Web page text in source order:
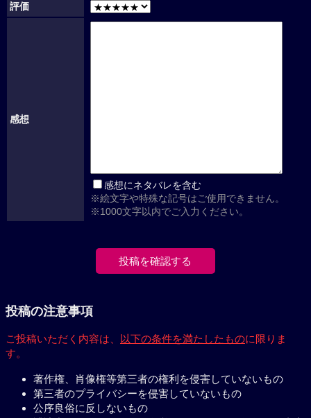
評価
感想
感想にネタバレを含む
※絵文字や特殊な記号はご使用できません。
※1000文字以内でご入力ください。
投稿の注意事項
ご投稿いただく内容は、 以下の条件を満たしたものに限りま
す。
著作権、肖像権等第三者の権利を侵害していないもの
第三者のプライバシーを侵害していないもの
公序良俗に反しないもの